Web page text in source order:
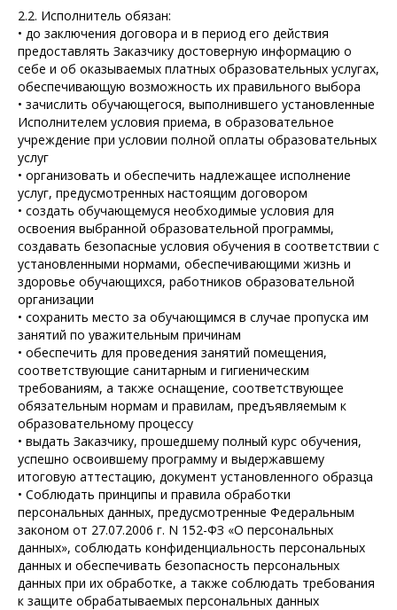
2.2. Исполнитель обязан:
• до заключения договора и в период его действия
предоставлять Заказчику достоверную информацию о
себе и об оказываемых платных образовательных услугах,
обеспечивающую возможность их правильного выбора
• зачислить обучающегося, выполнившего установленные
Исполнителем условия приема, в образовательное
учреждение при условии полной оплаты образовательных
услуг
• организовать и обеспечить надлежащее исполнение
услуг, предусмотренных настоящим договором
• создать обучающемуся необходимые условия для
освоения выбранной образовательной программы,
создавать безопасные условия обучения в соответствии с
установленными нормами, обеспечивающими жизнь и
здоровье обучающихся, работников образовательной
организации
• сохранить место за обучающимся в случае пропуска им
занятий по уважительным причинам
• обеспечить для проведения занятий помещения,
соответствующие санитарным и гигиеническим
требованиям, а также оснащение, соответствующее
обязательным нормам и правилам, предъявляемым к
образовательному процессу
• выдать Заказчику, прошедшему полный курс обучения,
успешно освоившему программу и выдержавшему
итоговую аттестацию, документ установленного образца
• Соблюдать принципы и правила обработки
персональных данных, предусмотренные Федеральным
законом от 27.07.2006 г. N 152-ФЗ «О персональных
данных», соблюдать конфиденциальность персональных
данных и обеспечивать безопасность персональных
данных при их обработке, а также соблюдать требования
к защите обрабатываемых персональных данных